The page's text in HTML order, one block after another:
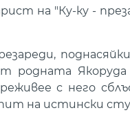
на "Ку-ку -
родната
с него
на истински